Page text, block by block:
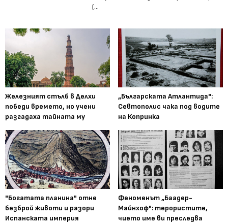
(...
Железният стълб в Делхи
победи времето, но учени
разгадаха тайната му
„Българската Атлантида":
Севтополис чака под водите
на Копринка
"Богатата планина" отне
безброй животи и разори
Испанската империя
Феноменът „Баадер-
Майнхоф": терористите,
чието име ви преследва